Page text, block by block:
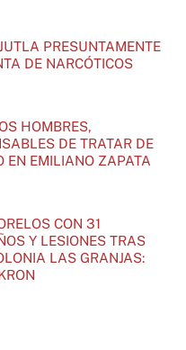
PRESUNTAMENTE
DE NARCÓTICOS
HOMBRES,
DE TRATAR DE
EN EMILIANO ZAPATA
CON 31
Y LESIONES TRAS
LAS GRANJAS: